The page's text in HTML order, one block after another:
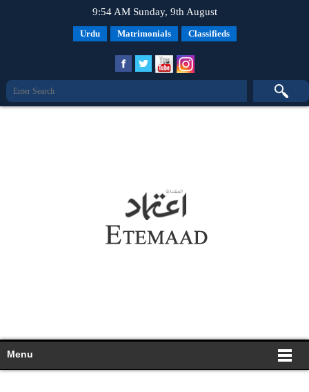
9:54 AM Sunday, 9th August
Urdu Matrimonials Classifieds
Menu